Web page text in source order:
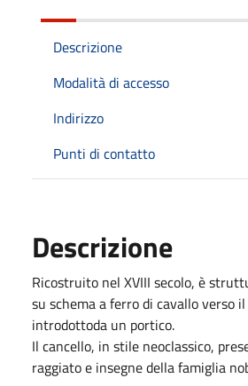
Descrizione
Modalità di accesso
Indirizzo
Punti di contatto
Descrizione
Ricostruito nel XVIII secolo, è
su schema a ferro di cavallo verso
introdottoda un portico.
Il cancello, in stile neoclassico,
raggiato e insegne della famiglia